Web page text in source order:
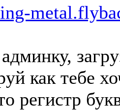
как тебе
регистр